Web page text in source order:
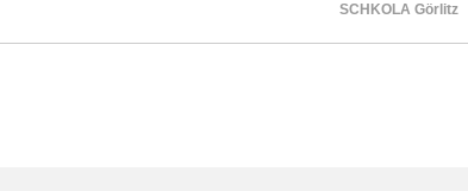
SCHKOLA Görlitz